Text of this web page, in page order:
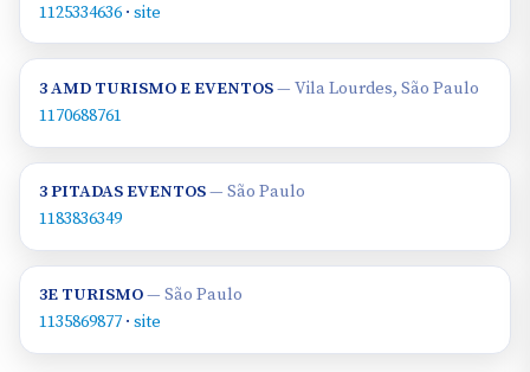
1125334636 · site
3 AMD TURISMO E EVENTOS— Vila Lourdes, São Paulo
1170688761
3 PITADAS EVENTOS— São Paulo
1183836349
3E TURISMO— São Paulo
1135869877 · site